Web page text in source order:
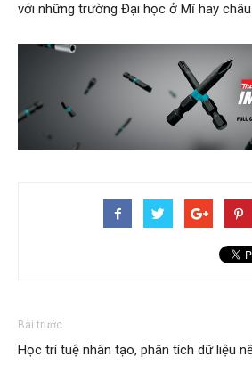
với những trường Đại học ở Mĩ hay châu
Bài trước
Học trí tuệ nhân tạo, phân tích dữ liệu